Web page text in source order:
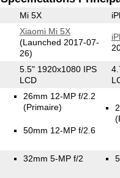
Mi 5X
Xiaomi Mi 5X
(Launched 2017-07-
26)
5.5" 1920x1080 IPS
LCD
26mm 12-MP f/2.2
(Primaire)
50mm 12-MP f/2.6
32mm 5-MP f/2